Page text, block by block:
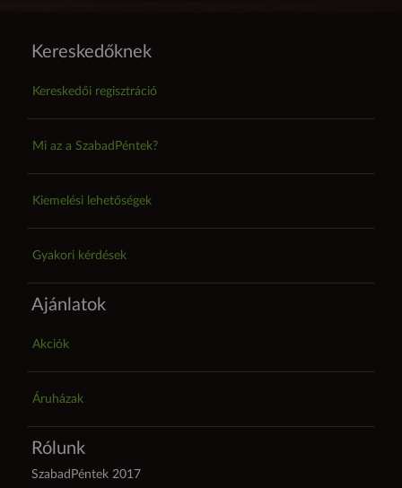
Kereskedőknek
Kereskedői regisztráció
Mi az a SzabadPéntek?
Kiemelési lehetőségek
Gyakori kérdések
Ajánlatok
Akciók
Áruházak
Rólunk
SzabadPéntek 2017